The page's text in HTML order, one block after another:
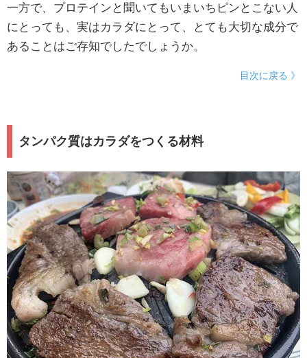
一方で、プロテインと聞いてもいまいちピンとこない人
にとっても、実はカラダにとって、とても大切な成分で
あることはご存知でしたでしょうか。
目次に戻る 》
タンパク質はカラダをつくる材料